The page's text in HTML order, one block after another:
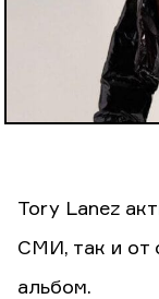
Tory Lanez
СМИ, так и от
альбом.